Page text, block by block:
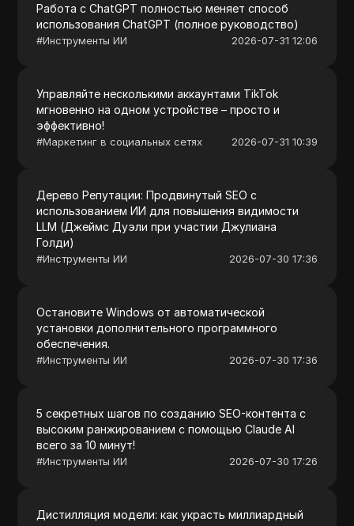
Работа с ChatGPT полностью меняет способ
использования ChatGPT (полное руководство)
#Инструменты ИИ 2026-07-31 12:06
Управляйте несколькими аккаунтами TikTok
мгновенно на одном устройстве – просто и
эффективно!
#Маркетинг в социальных сетях 2026-07-31 10:39
Дерево Репутации: Продвинутый SEO с
использованием ИИ для повышения видимости
LLM (Джеймс Дуэли при участии Джулиана
Голди)
#Инструменты ИИ 2026-07-30 17:36
Остановите Windows от автоматической
установки дополнительного программного
обеспечения.
#Инструменты ИИ 2026-07-30 17:36
5 секретных шагов по созданию SEO-контента с
высоким ранжированием с помощью Claude AI
всего за 10 минут!
#Инструменты ИИ 2026-07-30 17:26
Дистилляция модели: как украсть миллиардный